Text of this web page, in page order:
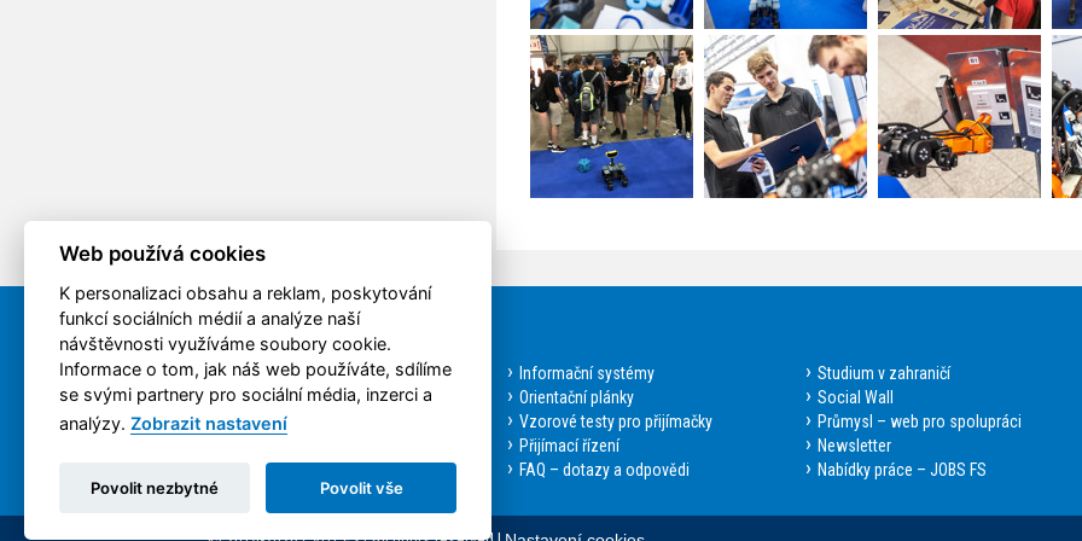
Rychlá volba
Aktuality
Bakalářské studium
Magisterské studium
Přihláška ke studiu
Informační systémy
Orientační plánky
Vzorové testy pro přijímačky
Přijímací řízení
FAQ – dotazy a odpovědi
Studium v zahraničí
Social Wall
Průmysl – web pro spolupráci
Newsletter
Nabídky práce – JOBS FS
Web používá cookies
K personalizaci obsahu a reklam, poskytování
funkcí sociálních médií a analýze naší
návštěvnosti využíváme soubory cookie.
Informace o tom, jak náš web používáte, sdílíme
se svými partnery pro sociální média, inzerci a
analýzy. Zobrazit nastavení
Povolit nezbytné Povolit vše